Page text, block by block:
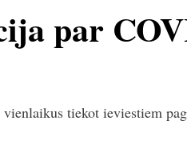
par
tiekot ieviestiem